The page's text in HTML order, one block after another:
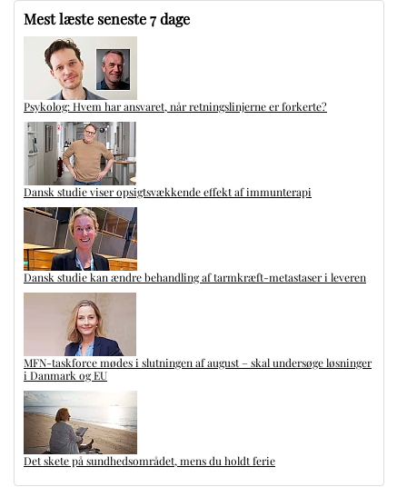
Mest læste seneste 7 dage
Psykolog: Hvem har ansvaret, når retningslinjerne er forkerte?
Dansk studie viser opsigtsvækkende effekt af immunterapi
Dansk studie kan ændre behandling af tarmkræft-metastaser i leveren
MFN-taskforce mødes i slutningen af august – skal undersøge løsninger
i Danmark og EU
Det skete på sundhedsområdet, mens du holdt ferie